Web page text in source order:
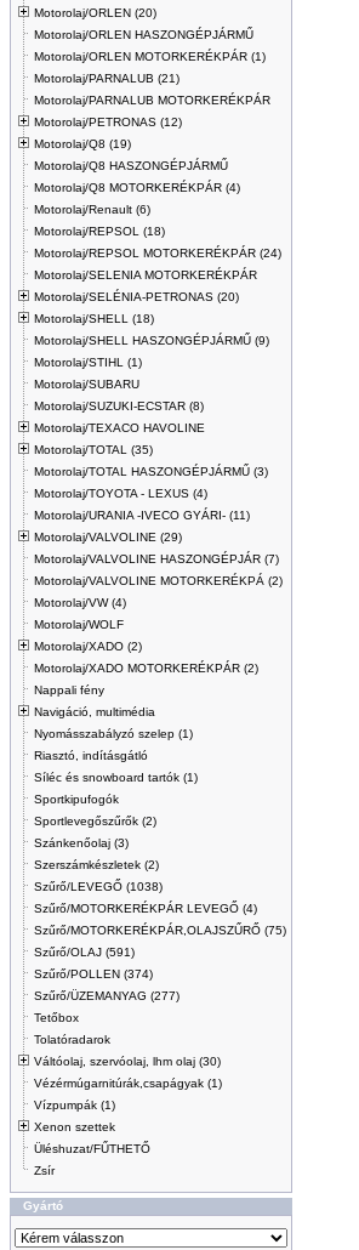
Motorolaj/ORLEN (20)
Motorolaj/ORLEN HASZONGÉPJÁRMŰ
Motorolaj/ORLEN MOTORKERÉKPÁR (1)
Motorolaj/PARNALUB (21)
Motorolaj/PARNALUB MOTORKERÉKPÁR
Motorolaj/PETRONAS (12)
Motorolaj/Q8 (19)
Motorolaj/Q8 HASZONGÉPJÁRMŰ
Motorolaj/Q8 MOTORKERÉKPÁR (4)
Motorolaj/Renault (6)
Motorolaj/REPSOL (18)
Motorolaj/REPSOL MOTORKERÉKPÁR (24)
Motorolaj/SELENIA MOTORKERÉKPÁR
Motorolaj/SELÉNIA-PETRONAS (20)
Motorolaj/SHELL (18)
Motorolaj/SHELL HASZONGÉPJÁRMŰ (9)
Motorolaj/STIHL (1)
Motorolaj/SUBARU
Motorolaj/SUZUKI-ECSTAR (8)
Motorolaj/TEXACO HAVOLINE
Motorolaj/TOTAL (35)
Motorolaj/TOTAL HASZONGÉPJÁRMŰ (3)
Motorolaj/TOYOTA - LEXUS (4)
Motorolaj/URANIA -IVECO GYÁRI- (11)
Motorolaj/VALVOLINE (29)
Motorolaj/VALVOLINE HASZONGÉPJÁR (7)
Motorolaj/VALVOLINE MOTORKERÉKPÁ (2)
Motorolaj/VW (4)
Motorolaj/WOLF
Motorolaj/XADO (2)
Motorolaj/XADO MOTORKERÉKPÁR (2)
Nappali fény
Navigáció, multimédia
Nyomásszabályzó szelep (1)
Riasztó, indításgátló
Síléc és snowboard tartók (1)
Sportkipufogók
Sportlevegőszűrők (2)
Szánkenőolaj (3)
Szerszámkészletek (2)
Szűrő/LEVEGŐ (1038)
Szűrő/MOTORKERÉKPÁR LEVEGŐ (4)
Szűrő/MOTORKERÉKPÁR,OLAJSZŰRŐ (75)
Szűrő/OLAJ (591)
Szűrő/POLLEN (374)
Szűrő/ÜZEMANYAG (277)
Tetőbox
Tolatóradarok
Váltóolaj, szervóolaj, lhm olaj (30)
Vézérmúgarnitúrák,csapágyak (1)
Vízpumpák (1)
Xenon szettek
Üléshuzat/FŰTHETŐ
Zsír
Gyártó